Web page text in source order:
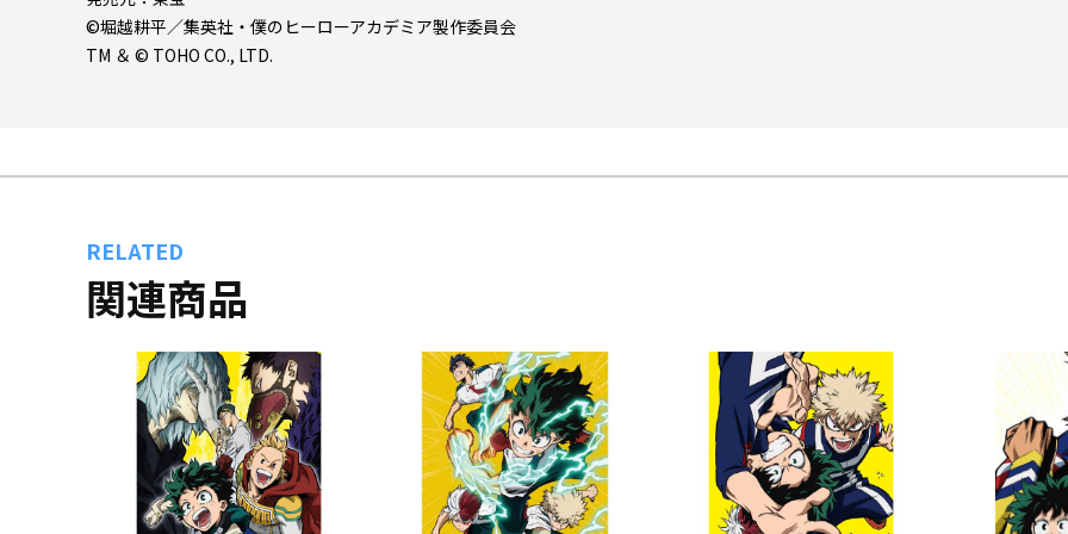
©堀越耕平／集英社・僕のヒーローアカデミア製作委員会
TM ＆ © TOHO CO., LTD.
RELATED
関連商品